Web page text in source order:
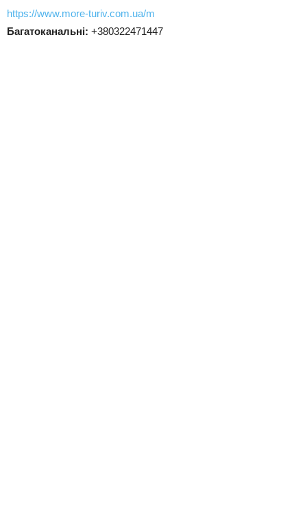
https://www.more-turiv.com.ua/m
Багатоканальні: +380322471447